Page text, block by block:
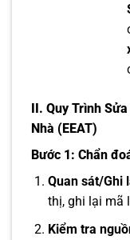
II. Quy Trình
Nhà (EEAT)
Bước 1: Chẩn
Quan sát/Ghi
thị, ghi lại mã
Kiểm tra